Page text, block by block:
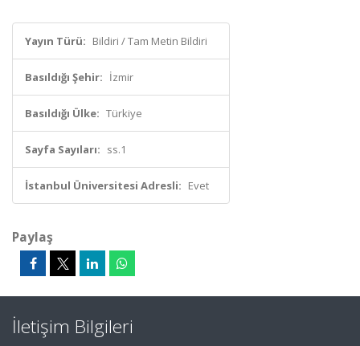
Yayın Türü: Bildiri / Tam Metin Bildiri
Basıldığı Şehir: İzmir
Basıldığı Ülke: Türkiye
Sayfa Sayıları: ss.1
İstanbul Üniversitesi Adresli: Evet
Paylaş
İletişim Bilgileri